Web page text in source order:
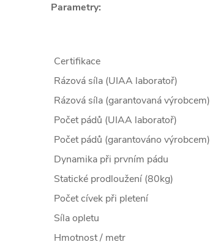
Parametry:
Certifikace
Rázová síla (UIAA laboratoř)
Rázová síla (garantovaná výrobcem)
Počet pádů (UIAA laboratoř)
Počet pádů (garantováno výrobcem)
Dynamika při prvním pádu
Statické prodloužení (80kg)
Počet cívek při pletení
Síla opletu
Hmotnost / metr